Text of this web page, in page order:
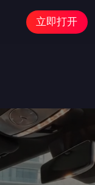
立即打开